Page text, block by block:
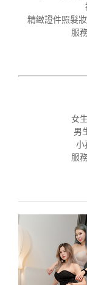
精緻證件照髮
服
女
男
小
服